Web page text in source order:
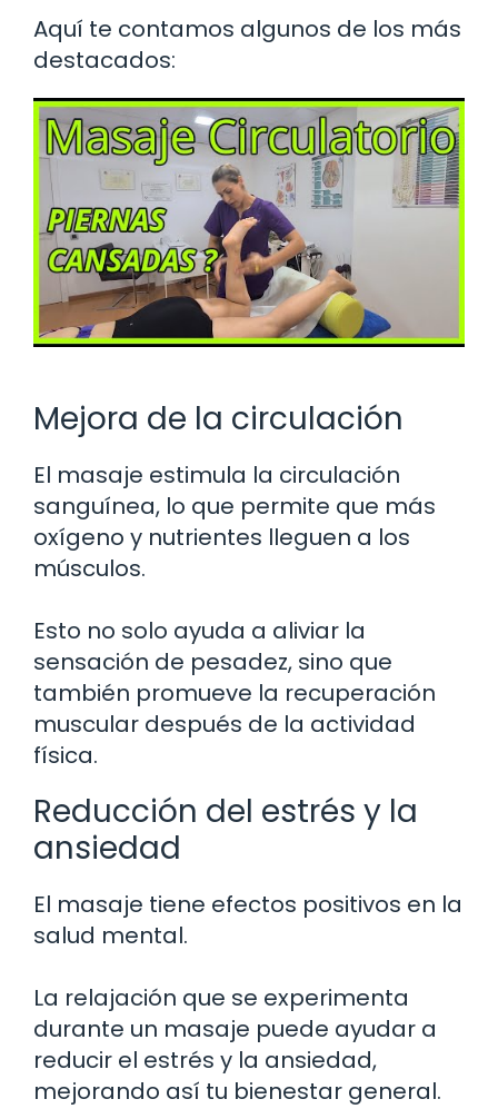
Aquí te contamos algunos de los más
destacados:
Mejora de la circulación
El masaje estimula la circulación
sanguínea, lo que permite que más
oxígeno y nutrientes lleguen a los
músculos.
Esto no solo ayuda a aliviar la
sensación de pesadez, sino que
también promueve la recuperación
muscular después de la actividad
física.
Reducción del estrés y la
ansiedad
El masaje tiene efectos positivos en la
salud mental.
La relajación que se experimenta
durante un masaje puede ayudar a
reducir el estrés y la ansiedad,
mejorando así tu bienestar general.